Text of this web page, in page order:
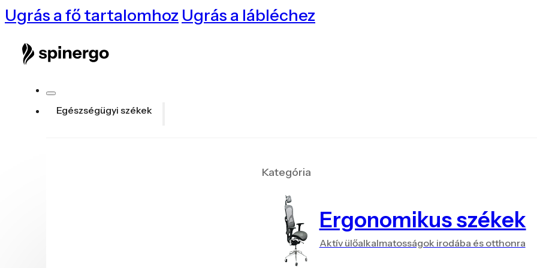
Ugrás a fő tartalomhoz Ugrás a lábléchez
Egészségügyi székek
Kategória
Ergonomikus székek
Aktív ülőalkalmatosságok irodába és otthonra